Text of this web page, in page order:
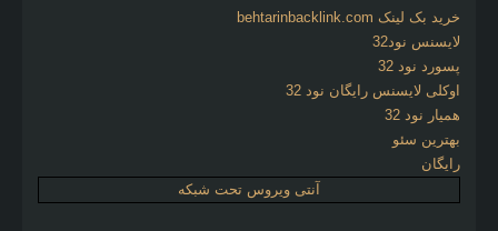
خرید بک لینک behtarinbacklink.com
لایسنس نود32
پسورد نود 32
اوکلی لایسنس رایگان نود 32
همیار نود 32
بهترین سئو
رایگان
آنتی ویروس تحت شبکه